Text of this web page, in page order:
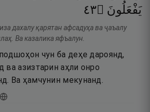
يَفْعَلُونَ ۝٣٤
дахалу қарятан афсадуҳа ва ҷаъалу
Ва казалика яфъалун.
чун ба деҳе дароянд,
ва азизтарин аҳли онро
Ва ҳамчунин мекунанд.